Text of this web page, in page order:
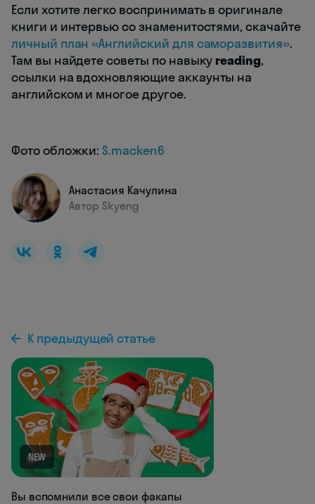
Если хотите легко воспринимать в оригинале
книги и интервью со знаменитостями, скачайте
личный план «Английский для саморазвития».
Там вы найдете советы по навыку reading,
ссылки на вдохновляющие аккаунты на
английском и многое другое.
Фото обложки: S.macken6
Анастасия Качулина
Автор Skyeng
К предыдущей статье
NEW
Вы вспомнили все свои факапы